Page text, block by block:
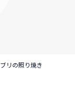
ブリの照り焼き